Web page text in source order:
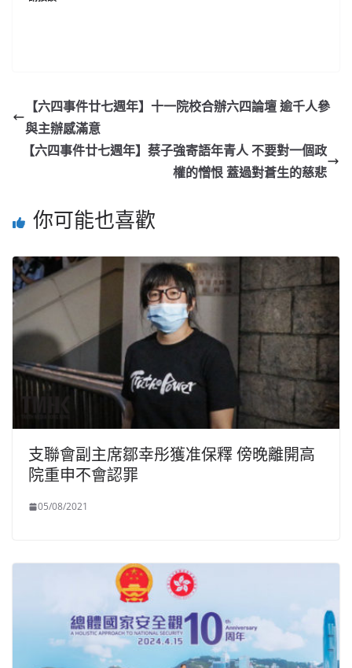
【六四事件廿七週年】十一院校合辦六四論壇 逾千人參
與主辦感滿意
【六四事件廿七週年】蔡子強寄語年青人 不要對一個政
權的憎恨 蓋過對蒼生的慈悲
你可能也喜歡
支聯會副主席鄒幸彤獲准保釋 傍晚離開高
院重申不會認罪
05/08/2021